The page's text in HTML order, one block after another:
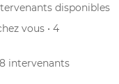
disponibles
vous • 4
8 intervenants